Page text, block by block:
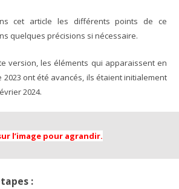
cet article les différents points de ce
quelques précisions si nécessaire.
version, les éléments qui apparaissent en
ont été avancés, ils étaient initialement
2024.
l’image pour agrandir.
: